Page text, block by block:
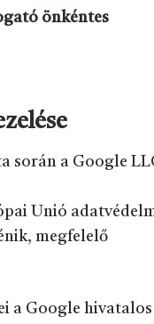
önkéntes
során a Google
Unió
megfelelő
a Google hivatalos